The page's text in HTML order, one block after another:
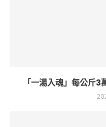
「一湯入魂」每公斤